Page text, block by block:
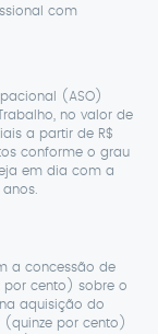
com
(ASO)
no valor de
a partir de R$
conforme o grau
em dia com a
a concessão de
por cento) sobre o
aquisição do
(quinze por cento)